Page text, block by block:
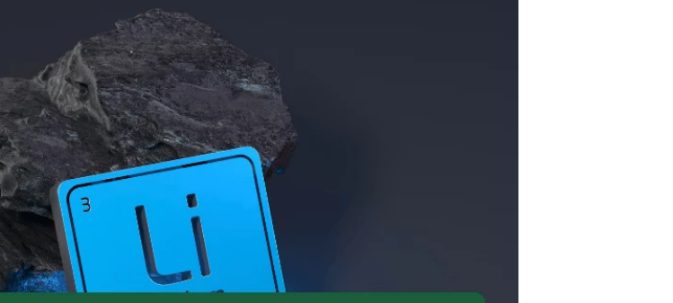
Anzeichen, die Sie
nicht ignorieren
sollten.
Eingewachsener
Nagel: Ursachen,
Symptome & effektive
Hilfe